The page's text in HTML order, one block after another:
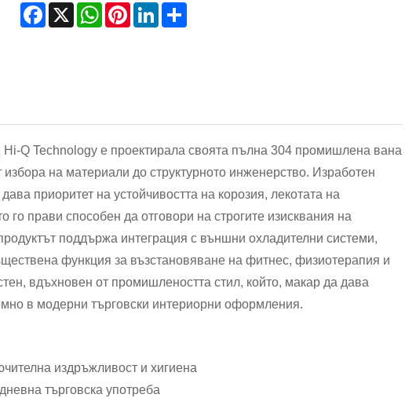
Facebook
X WhatsApp
PinterestLinkedInShare
Hi-Q Technology е проектирала своята пълна 304 промишлена вана
на материали до структурното инженерство. Изработен
приоритет на устойчивостта на корозия, лекотата на
го прави способен да отговори на строгите изисквания на
поддържа интеграция с външни охладителни системи,
функция за възстановяване на фитнес, физиотерапия и
вдъхновен от промишлеността стил, който, макар да дава
в модерни търговски интериорни оформления.
издръжливост и хигиена
търговска употреба